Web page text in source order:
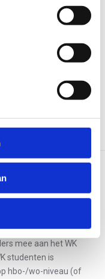
mee aan het WK
studenten is
hbo-/wo-niveau (of